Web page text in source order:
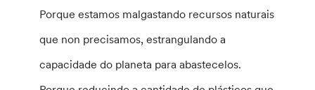
Porque estamos malgastando recursos naturais
que non precisamos, estrangulando a
capacidade do planeta para abastecelos.